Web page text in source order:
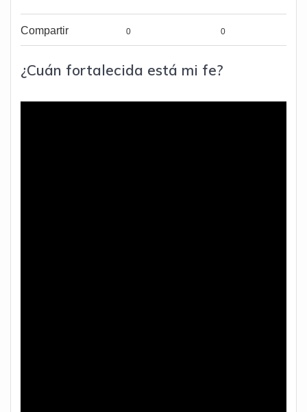
Compartir 0 0
¿Cuán fortalecida está mi fe?